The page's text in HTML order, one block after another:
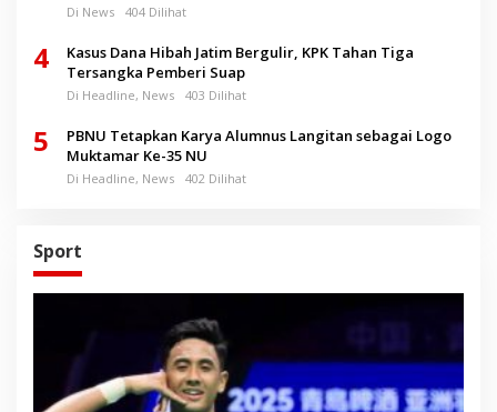
Di News 404 Dilihat
4
Kasus Dana Hibah Jatim Bergulir, KPK Tahan Tiga
Tersangka Pemberi Suap
Di Headline, News 403 Dilihat
5
PBNU Tetapkan Karya Alumnus Langitan sebagai Logo
Muktamar Ke-35 NU
Di Headline, News 402 Dilihat
Sport